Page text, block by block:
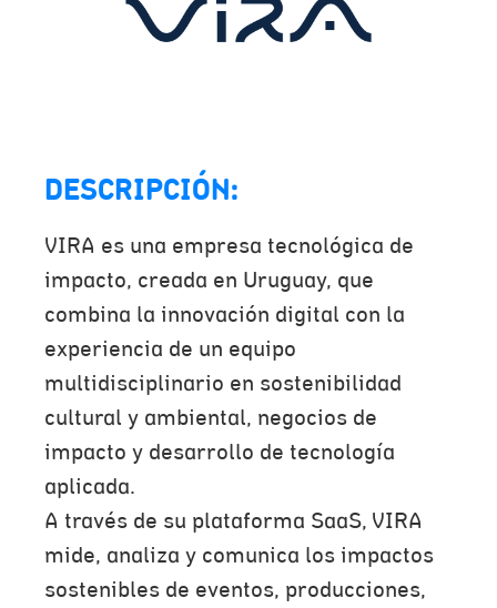
DESCRIPCIÓN:
VIRA es una empresa tecnológica de
impacto, creada en Uruguay, que
combina la innovación digital con la
experiencia de un equipo
multidisciplinario en sostenibilidad
cultural y ambiental, negocios de
impacto y desarrollo de tecnología
aplicada.
A través de su plataforma SaaS, VIRA
mide, analiza y comunica los impactos
sostenibles de eventos, producciones,